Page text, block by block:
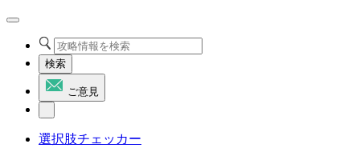
検索
ご意見
選択肢チェッカー